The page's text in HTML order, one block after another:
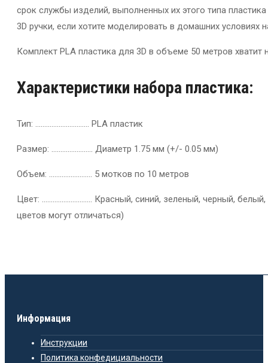
срок службы изделий, выполненных их этого типа
3D ручки, если хотите моделировать в домашних условиях
Комплект PLA пластика для 3D в объеме 50 метров
Характеристики набора пластика:
Тип: ………………………… PLA пластик
Размер: ………………….. Диаметр 1.75 мм (+/- 0.05 мм)
Объем: …………………… 5 мотков по 10 метров
Цвет: ………………………. Красный, синий, зеленый, черный,
цветов могут отличаться)
Информация
Инструкции
Политика конфедициальности